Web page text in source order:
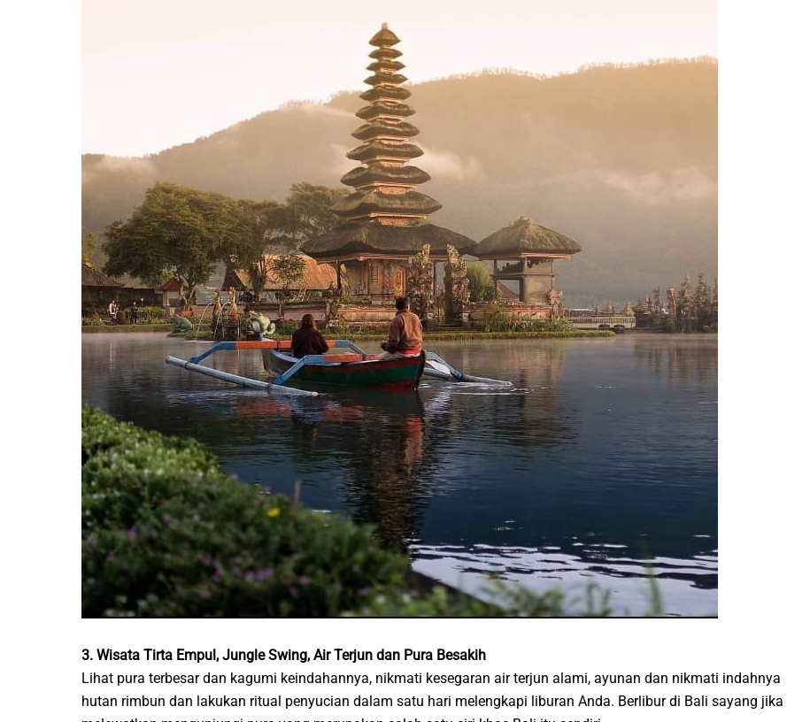
3. Wisata Tirta Empul, Jungle Swing, Air Terjun dan Pura Besakih
Lihat pura terbesar dan kagumi keindahannya, nikmati kesegaran air terjun alami, ayunan dan nikmati indahnya
hutan rimbun dan lakukan ritual penyucian dalam satu hari melengkapi liburan Anda. Berlibur di Bali sayang jika